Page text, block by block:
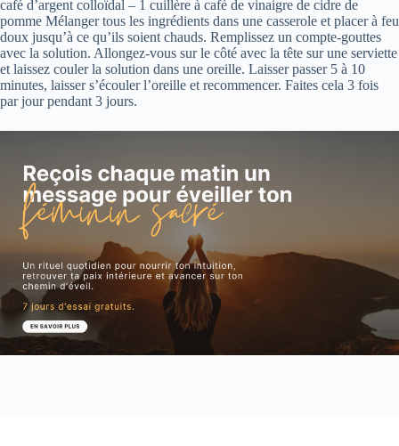
café d’argent colloïdal – 1 cuillère à café de vinaigre de cidre de
pomme Mélanger tous les ingrédients dans une casserole et placer à feu
doux jusqu’à ce qu’ils soient chauds. Remplissez un compte-gouttes
avec la solution. Allongez-vous sur le côté avec la tête sur une serviette
et laissez couler la solution dans une oreille. Laisser passer 5 à 10
minutes, laisser s’écouler l’oreille et recommencer. Faites cela 3 fois
par jour pendant 3 jours.